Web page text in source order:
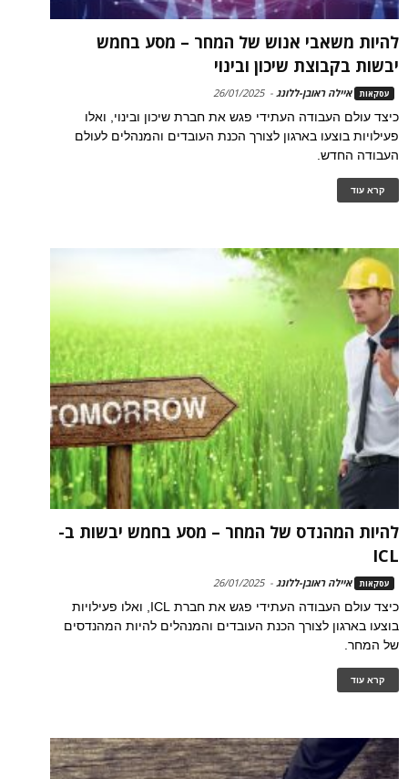
להיות משאבי אנוש של המחר – מסע בחמש
יבשות בקבוצת שיכון ובינוי
עסקאות איילה ראובן-ללונג -
26/01/2025
כיצד עולם העבודה העתידי פגש את חברת שיכון ובינוי, ואלו
פעילויות בוצעו בארגון לצורך הכנת העובדים והמנהלים לעולם
העבודה החדש.
קרא עוד
להיות המהנדס של המחר – מסע בחמש יבשות ב-
ICL
עסקאות איילה ראובן-ללונג -
26/01/2025
כיצד עולם העבודה העתידי פגש את חברת ICL, ואלו פעילויות
בוצעו בארגון לצורך הכנת העובדים והמנהלים להיות המהנדסים
של המחר.
קרא עוד